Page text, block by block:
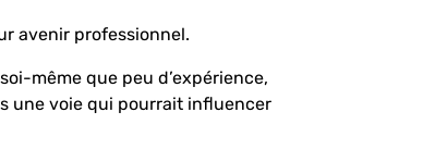
avenir professionnel.
même que peu d’expérience,
une voie qui pourrait influencer